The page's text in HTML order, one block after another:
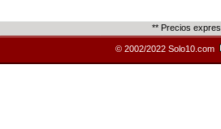
** Precios
© 2002/2022 Solo10.com